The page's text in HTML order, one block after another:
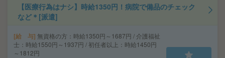
【医療行為はナシ】時給1350円！病院で備品のチェック
など＊[派遣]
給 与 無資格の方：時給1350円～1687円 / 介護福祉
士：時給1550円～1937円 / 初任者以上：時給1450円
～1812円